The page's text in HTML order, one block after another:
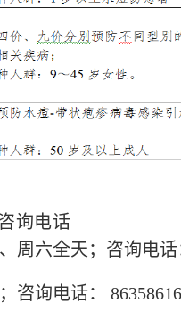
询电话
周六全天；咨询电
咨询电话： 86358616